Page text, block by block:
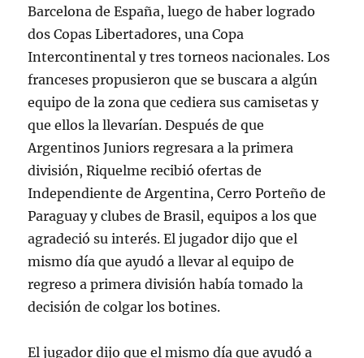
Barcelona de España, luego de haber logrado
dos Copas Libertadores, una Copa
Intercontinental y tres torneos nacionales. Los
franceses propusieron que se buscara a algún
equipo de la zona que cediera sus camisetas y
que ellos la llevarían. Después de que
Argentinos Juniors regresara a la primera
división, Riquelme recibió ofertas de
Independiente de Argentina, Cerro Porteño de
Paraguay y clubes de Brasil, equipos a los que
agradeció su interés. El jugador dijo que el
mismo día que ayudó a llevar al equipo de
regreso a primera división había tomado la
decisión de colgar los botines.
El jugador dijo que el mismo día que ayudó a